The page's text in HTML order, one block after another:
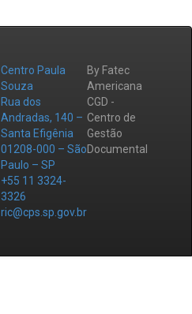
Centro Paula
Souza
Rua dos
Andradas, 140 –
Santa Efigênia
01208-000 – São
Paulo – SP
+55 11 3324-
3326
ric@cps.sp.gov.br
By Fatec
Americana
CGD -
Centro de
Gestão
Documental